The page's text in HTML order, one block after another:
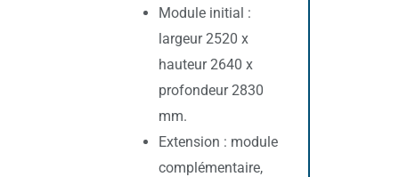
Module initial :
largeur 2520 x
hauteur 2640 x
profondeur 2830
mm.
Extension : module
complémentaire,